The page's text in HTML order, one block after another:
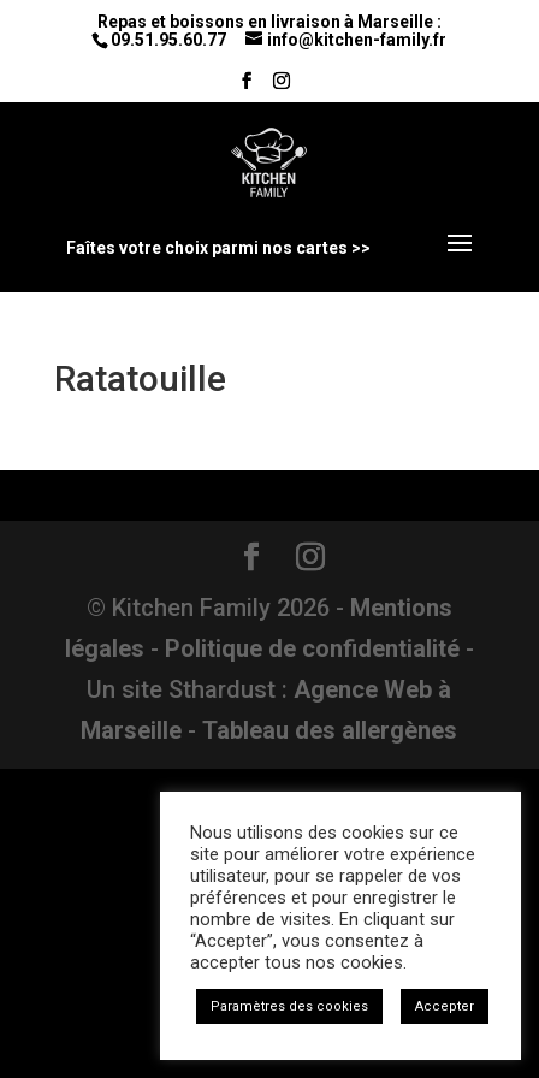
Repas et boissons en livraison à Marseille :
09.51.95.60.77
info@kitchen-family.fr
Faîtes votre choix parmi nos cartes >>
Ratatouille
© Kitchen Family 2026- Mentions
légales - Politique de confidentialité-
Un site Sthardust :Agence Web à
Marseille -Tableau des allergènes
Nous utilisons des cookies sur ce
site pour améliorer votre expérience
utilisateur, pour se rappeler de vos
préférences et pour enregistrer le
nombre de visites. En cliquant sur
“Accepter”, vous consentez à
accepter tous nos cookies.
Paramètres des cookies Accepter